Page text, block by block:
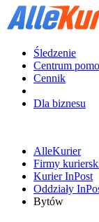
Śledzenie
Centrum
Cennik
Dla biznesu
AlleKurier
Firmy
Kurier InPost
Oddziały
Bytów